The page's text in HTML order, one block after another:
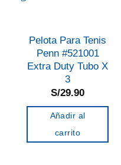
Pelota Para Tenis
Penn #521001
Extra Duty Tubo X
3
S/29.90
Añadir al
carrito